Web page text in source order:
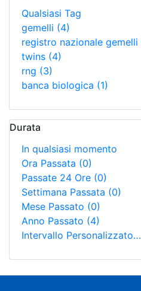
Qualsiasi Tag
gemelli (4)
registro nazionale gemelli
twins (4)
rng (3)
banca biologica (1)
Durata
In qualsiasi momento
Ora Passata (0)
Passate 24 Ore (0)
Settimana Passata (0)
Mese Passato (0)
Anno Passato (4)
Intervallo Personalizzato…